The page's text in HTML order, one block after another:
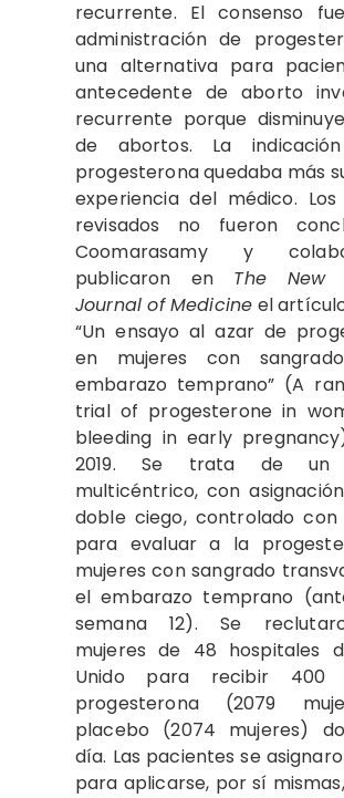
recurrente. El consenso
administración de
una alternativa para
antecedente de aborto
recurrente porque
de abortos. La
progesterona quedaba más
experiencia del médico. Los
revisados no fueron
Coomarasamy y
publicaron en The New
Journal of Medicine el
“Un ensayo al azar de
en mujeres con
embarazo temprano” (A
trial of progesterone in
bleeding in early
2019. Se trata de un
multicéntrico, con
doble ciego, controlado
para evaluar a la
mujeres con sangrado
el embarazo temprano
semana 12). Se
mujeres de 48 hospitales
Unido para recibir
progesterona (2079
placebo (2074 mujeres)
día. Las pacientes se
para aplicarse, por sí